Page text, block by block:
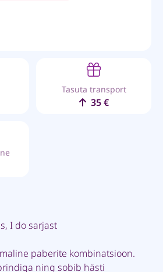
Tasuta transport
35 €
I do sarjast
paberite kombinatsioon.
ning sobib hästi